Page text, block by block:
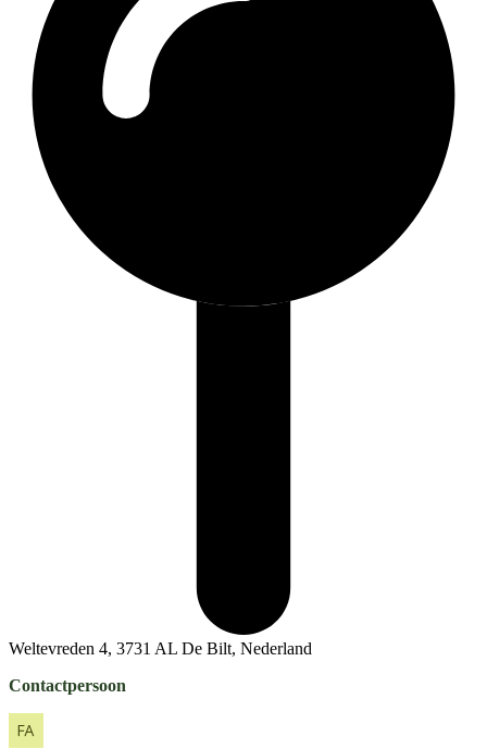
Weltevreden 4, 3731 AL De Bilt, Nederland
Contactpersoon